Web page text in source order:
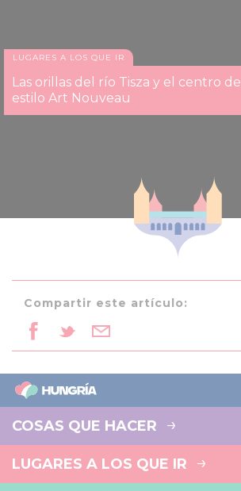
LUGARES A LOS QUE IR
Las orillas del río Tisza y el centro de
estilo Art Nouveau
Compartir este artículo:
COSAS QUE HACER
LUGARES A LOS QUE IR